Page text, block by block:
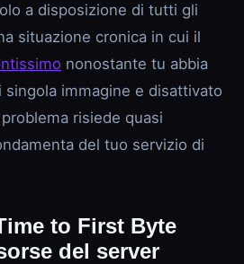
a disposizione di tutti gli
situazione cronica in cui il
nonostante tu abbia
immagine e disattivato
risiede quasi
del tuo servizio di
to First Byte
del server